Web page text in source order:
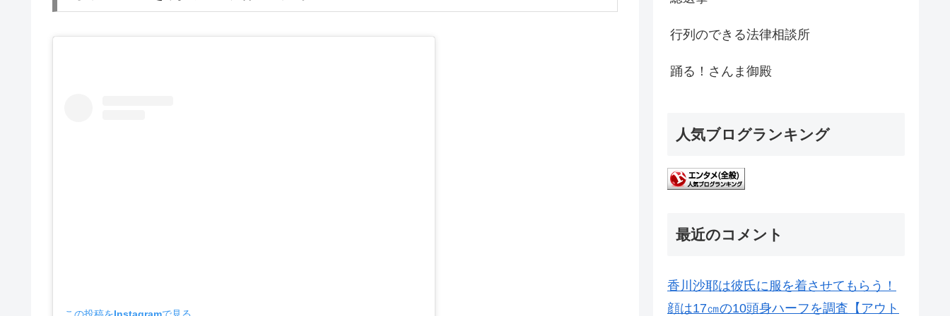
この投稿をInstagramで見る
行列のできる法律相談所
踊る！さんま御殿
人気ブログランキング
最近のコメント
香川沙耶は彼氏に服を着させてもらう！
顔は17㎝の10頭身ハーフを調査【アウト